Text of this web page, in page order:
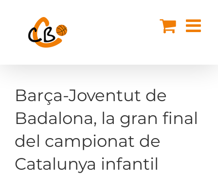
Barça-Joventut de
Badalona, la gran final
del campionat de
Catalunya infantil